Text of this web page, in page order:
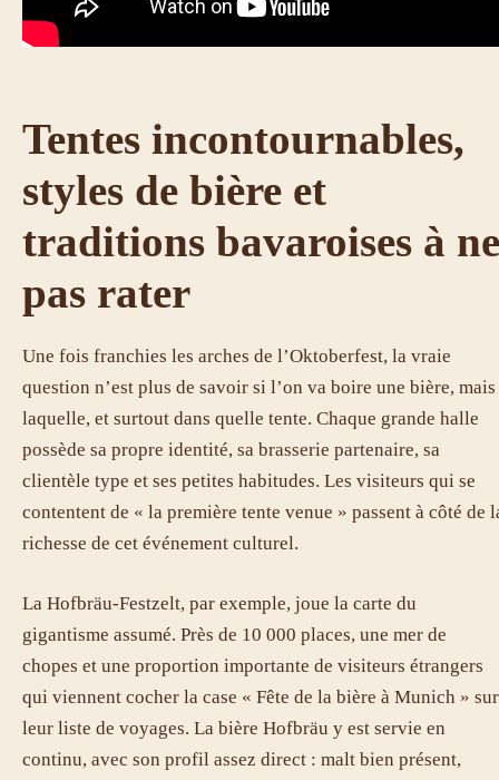
Tentes incontournables,
styles de bière et
traditions bavaroises à ne
pas rater
Une fois franchies les arches de l’Oktoberfest, la vraie
question n’est plus de savoir si l’on va boire une bière, mais
laquelle, et surtout dans quelle tente. Chaque grande halle
possède sa propre identité, sa brasserie partenaire, sa
clientèle type et ses petites habitudes. Les visiteurs qui se
contentent de « la première tente venue » passent à côté de
richesse de cet événement culturel.
La Hofbräu-Festzelt, par exemple, joue la carte du
gigantisme assumé. Près de 10 000 places, une mer de
chopes et une proportion importante de visiteurs étrangers
qui viennent cocher la case « Fête de la bière à Munich » sur
leur liste de voyages. La bière Hofbräu y est servie en
continu, avec son profil assez direct : malt bien présent,